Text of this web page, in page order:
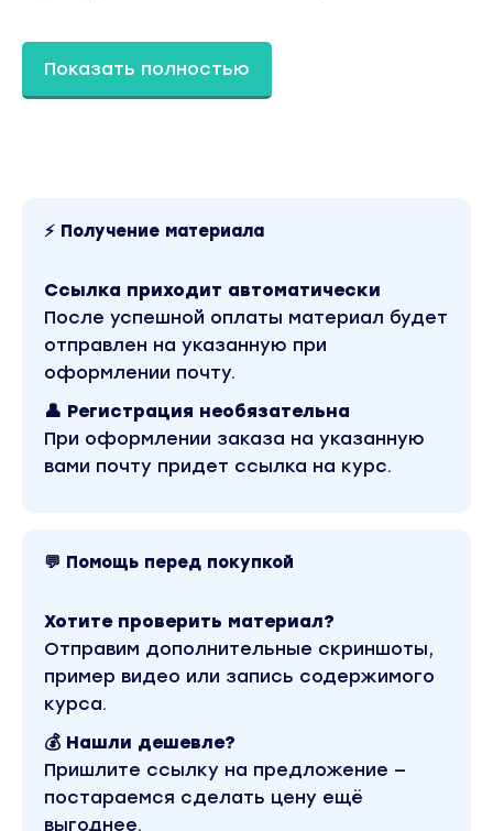
8 видеолекций с аудиоверсиями
Этот пятичасовой насыщенный курс
Лекции будут сопровождаться конспектами
дополнительными материалами для чтения.
Вы находитесь на странице товара «Джордан
Питерсон - Психология личности (2024)». Это
материал 2024 года. Оригинальная стоимость
курса у автора составляет 7450 рублей. В
за 230 рублей. Обучающий курс входит в рубрику
«Эзотерика и оккультизм / Психология». Другие
материалы автора «Джордан Питерсон» можно
найти через поиск по сайту.
Показать полностью
⚡ Получение материала
Ссылка приходит автоматически
После успешной оплаты материал будет
отправлен на указанную при
оформлении почту.
👤 Регистрация необязательна
При оформлении заказа на указанную
вами почту придет ссылка на курс.
💬 Помощь перед покупкой
Хотите проверить материал?
Отправим дополнительные скриншоты,
пример видео или запись содержимого
курса.
💰 Нашли дешевле?
Пришлите ссылку на предложение —
постараемся сделать цену ещё
выгоднее.